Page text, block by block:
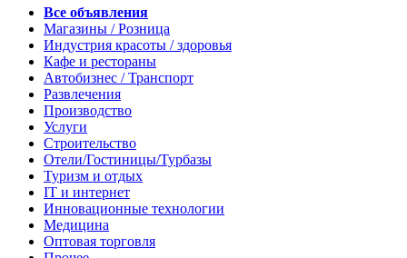
Все объявления
Магазины / Розница
Индустрия красоты / здоровья
Кафе и рестораны
Автобизнес / Транспорт
Развлечения
Производство
Услуги
Строительство
Отели/Гостиницы/Турбазы
Туризм и отдых
IT и интернет
Инновационные технологии
Медицина
Оптовая торговля